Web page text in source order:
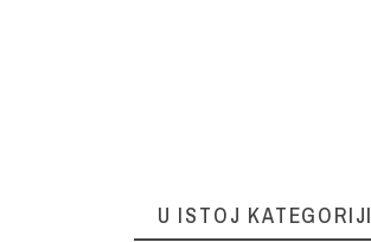
U ISTOJ KATEGORIJI